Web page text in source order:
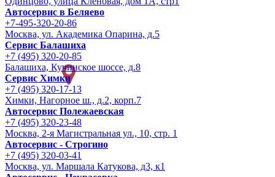
Автосервис в Беляево
+7-495-320-20-86
Москва, ул. Академика Опарина, д.5
Сервис Балашиха
+7 (495) 320-20-85
Балашиха, Кучинское шоссе, д.8
Сервис Химки
+7 (495) 320-17-13
Химки, Нагорное ш., д.2, корп.7
Автосервис Полежаевская
+7 (495) 320-23-48
Москва, 2-я Магистральная ул., 10, стр. 1
Автосервис - Строгино
+7 (495) 320-03-41
Москва, ул. Маршала Катукова, д3, к1